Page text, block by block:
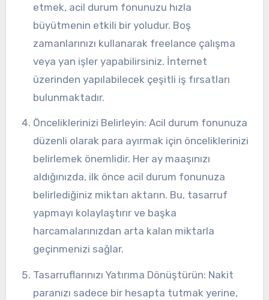
etmek, acil durum fonunuzu hızla
büyütmenin etkili bir yoludur. Boş
zamanlarınızı kullanarak freelance çalışma
veya yan işler yapabilirsiniz. İnternet
üzerinden yapılabilecek çeşitli iş fırsatları
bulunmaktadır.
Önceliklerinizi Belirleyin: Acil durum fonunuza
düzenli olarak para ayırmak için önceliklerinizi
belirlemek önemlidir. Her ay maaşınızı
aldığınızda, ilk önce acil durum fonunuza
belirlediğiniz miktarı aktarın. Bu, tasarruf
yapmayı kolaylaştırır ve başka
harcamalarınızdan arta kalan miktarla
geçinmenizi sağlar.
Tasarruflarınızı Yatırıma Dönüştürün: Nakit
paranızı sadece bir hesapta tutmak yerine,